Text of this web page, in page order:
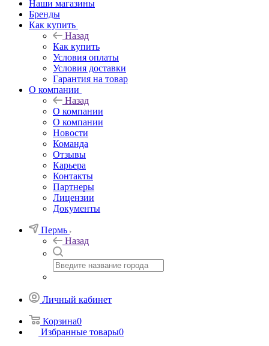
Наши магазины
Бренды
Как купить
Назад
Как купить
Условия оплаты
Условия доставки
Гарантия на товар
О компании
Назад
О компании
О компании
Новости
Команда
Отзывы
Карьера
Контакты
Партнеры
Лицензии
Документы
Пермь
Назад
Личный кабинет
Корзина0
Избранные товары0